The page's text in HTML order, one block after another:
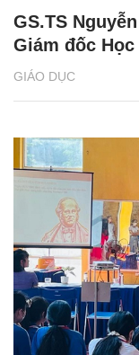
GIÁO DỤC
GS.TS
Giám đốc